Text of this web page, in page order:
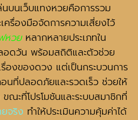
บนเว็บแทงหวยคือการรวม
ครื่องมือจัดการความเสี่ยงไว้
หวย หลากหลายประเภทใน
ดวัน พร้อมสถิติและตัวช่วย
รื่องของดวง แต่เป็นกระบวนการ
นที่ปลอดภัยและรวดเร็ว ช่วยให้
ณะที่โปรโมชันและระบบสมาชิกที่
จริง ทำให้ประเมินความคุ้มค่าได้